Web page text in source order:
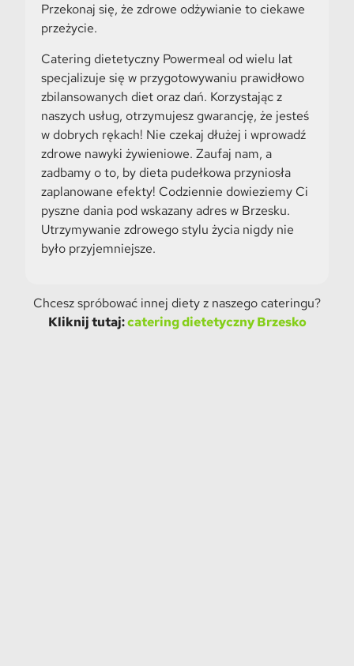
Przekonaj się, że zdrowe odżywianie to ciekawe
przeżycie.
Catering dietetyczny Powermeal od wielu lat
specjalizuje się w przygotowywaniu prawidłowo
zbilansowanych diet oraz dań. Korzystając z
naszych usług, otrzymujesz gwarancję, że jesteś
w dobrych rękach! Nie czekaj dłużej i wprowadź
zdrowe nawyki żywieniowe. Zaufaj nam, a
zadbamy o to, by dieta pudełkowa przyniosła
zaplanowane efekty! Codziennie dowieziemy Ci
pyszne dania pod wskazany adres w Brzesku.
Utrzymywanie zdrowego stylu życia nigdy nie
było przyjemniejsze.
Chcesz spróbować innej diety z naszego cateringu?
Kliknij tutaj:catering dietetyczny Brzesko